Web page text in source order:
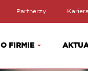
Partnerzy Kariera
O FIRMIE